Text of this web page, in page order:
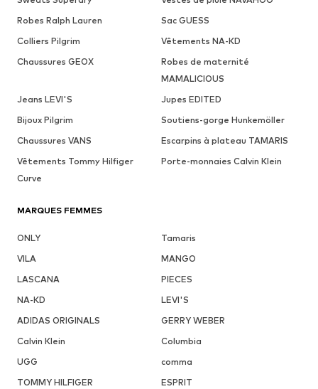
Robes Ralph Lauren
Sac GUESS
Colliers Pilgrim
Vêtements NA-KD
Chaussures GEOX
Robes de maternité
MAMALICIOUS
Jeans LEVI'S
Jupes EDITED
Bijoux Pilgrim
Soutiens-gorge Hunkemöller
Chaussures VANS
Escarpins à plateau TAMARIS
Vêtements Tommy Hilfiger
Curve
Porte-monnaies Calvin Klein
MARQUES FEMMES
ONLY
Tamaris
VILA
MANGO
LASCANA
PIECES
NA-KD
LEVI'S
ADIDAS ORIGINALS
GERRY WEBER
Calvin Klein
Columbia
UGG
comma
TOMMY HILFIGER
ESPRIT